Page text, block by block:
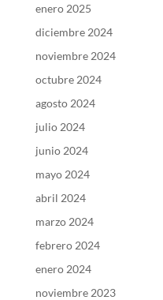
enero 2025
diciembre 2024
noviembre 2024
octubre 2024
agosto 2024
julio 2024
junio 2024
mayo 2024
abril 2024
marzo 2024
febrero 2024
enero 2024
noviembre 2023